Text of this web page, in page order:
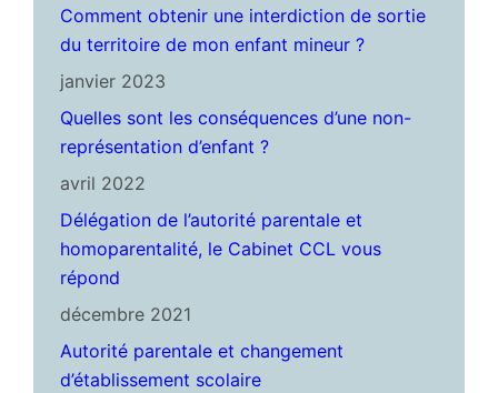
Comment obtenir une interdiction de sortie
du territoire de mon enfant mineur ?
janvier 2023
Quelles sont les conséquences d’une non-
représentation d’enfant ?
avril 2022
Délégation de l’autorité parentale et
homoparentalité, le Cabinet CCL vous
répond
décembre 2021
Autorité parentale et changement
d’établissement scolaire